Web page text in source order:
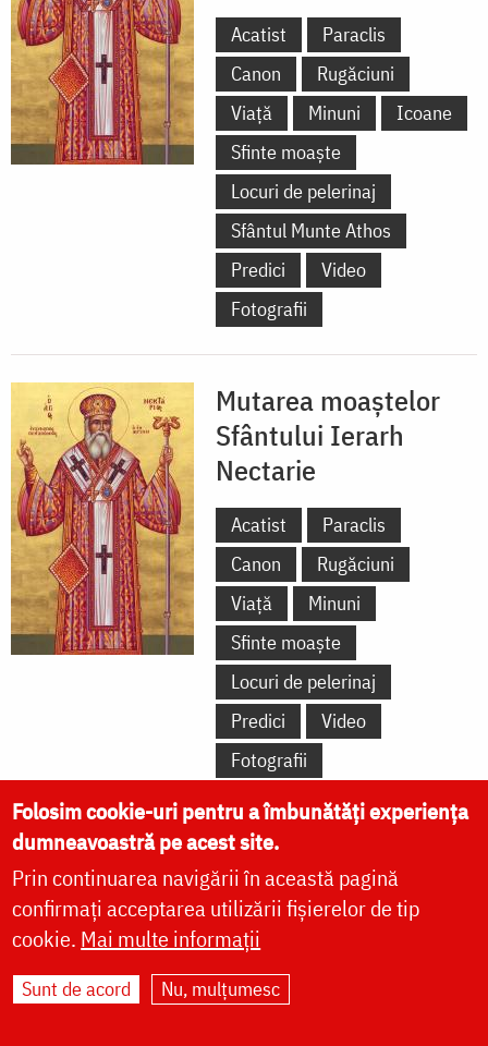
Acatist
Paraclis
Canon
Rugăciuni
Viață
Minuni
Icoane
Sfinte moaște
Locuri de pelerinaj
Sfântul Munte Athos
Predici
Video
Fotografii
Mutarea moaștelor
Sfântului Ierarh
Nectarie
Acatist
Paraclis
Canon
Rugăciuni
Viață
Minuni
Sfinte moaște
Locuri de pelerinaj
Predici
Video
Fotografii
ACATISTE CANOANE
PARACLISE
RUGĂCIUNI
SLUJBE
TROPARE
CONDACE
Folosim cookie-uri pentru a îmbunătăți experiența
dumneavoastră pe acest site.
Prin continuarea navigării în această pagină
confirmați acceptarea utilizării fișierelor de tip
cookie. Mai multe informații
Sunt de acord Nu, mulțumesc